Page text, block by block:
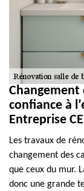
Changement
confiance à
Entreprise CE
Les travaux de
changement des
que ceux du mur.
donc une grande